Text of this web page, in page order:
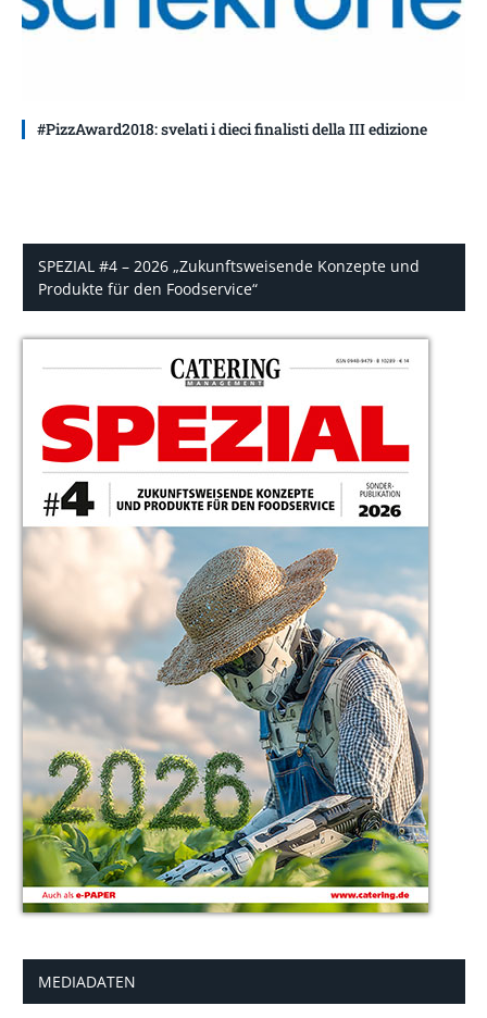
#PizzAward2018: svelati i dieci finalisti della III edizione
SPEZIAL #4 – 2026 „Zukunftsweisende Konzepte und
Produkte für den Foodservice“
MEDIADATEN